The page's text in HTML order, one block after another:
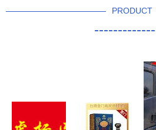
PRODUCT